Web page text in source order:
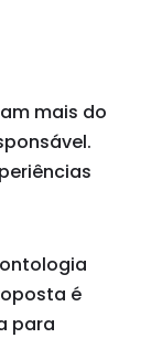
mais do
é
para